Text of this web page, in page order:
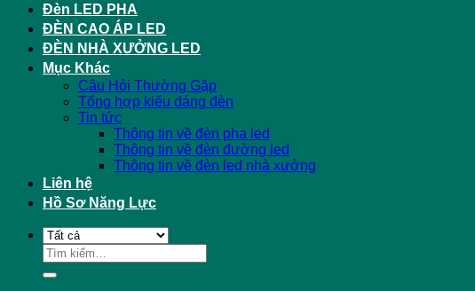
Đèn LED PHA
ĐÈN CAO ÁP LED
ĐÈN NHÀ XƯỞNG LED
Mục Khác
Câu Hỏi Thường Gặp
Tổng hợp kiểu dáng đèn
Tin tức
Thông tin về đèn pha led
Thông tin về đèn đường led
Thông tin về đèn led nhà xưởng
Liên hệ
Hồ Sơ Năng Lực
Tìm
kiếm: